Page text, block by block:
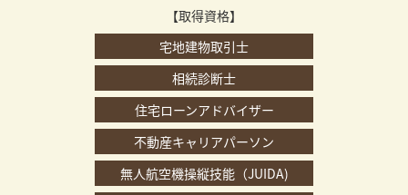
【取得資格】
宅地建物取引士
相続診断士
住宅ローンアドバイザー
不動産キャリアパーソン
無人航空機操縦技能（JUIDA)